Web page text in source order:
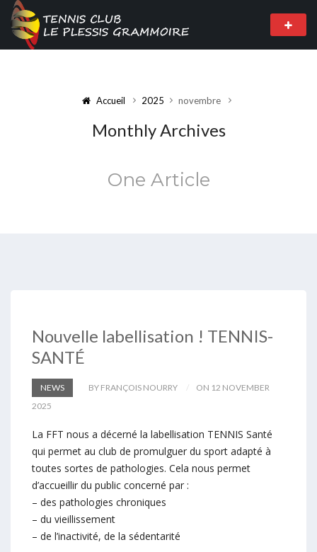
Accueil 2025 novembre
Monthly Archives
One Article
Nouvelle labellisation ! TENNIS-
SANTÉ
NEWS BY FRANÇOIS NOURRY
ON 12 NOVEMBER
2025
La FFT nous a décerné la labellisation TENNIS Santé
qui permet au club de promulguer du sport adapté à
toutes sortes de pathologies. Cela nous permet
d’accueillir du public concerné par :
– des pathologies chroniques
– du vieillissement
– de l’inactivité, de la sédentarité